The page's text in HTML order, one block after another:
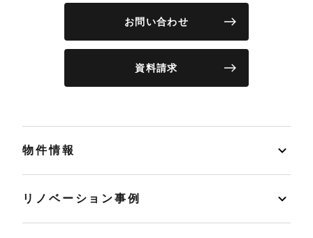
お問い合わせ
資料請求
物件情報
リノベーション事例